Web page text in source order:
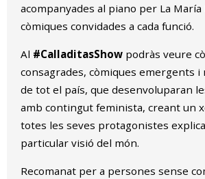
acompanyades al piano per La María
còmiques convidades a cada funció.
Al #CalladitasShowpodràs veure
consagrades, còmiques emergents i
de tot el país, que desenvoluparan
amb contingut feminista, creant un
totes les seves protagonistes
particular visió del món.
Recomanat per a persones sense